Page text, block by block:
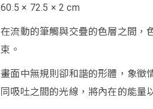
60.5 × 72.5 × 2 cm
在流動的筆觸與交疊的色層之間，
束。
畫面中無規則卻和諧的形體，象徵
同吸吐之間的光線，將內在的能量